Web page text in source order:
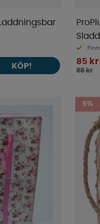
KÖP!
85 kr
89 kr
5%